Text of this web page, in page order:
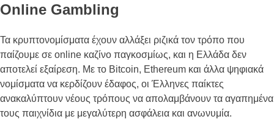
Online Gambling
Τα κρυπτονομίσματα έχουν αλλάξει ριζικά τον τρόπο που
παίζουμε σε online καζίνο παγκοσμίως, και η Ελλάδα δεν
αποτελεί εξαίρεση. Με το Bitcoin, Ethereum και άλλα ψηφιακά
νομίσματα να κερδίζουν έδαφος, οι Έλληνες παίκτες
ανακαλύπτουν νέους τρόπους να απολαμβάνουν τα αγαπημένα
τους παιχνίδια με μεγαλύτερη ασφάλεια και ανωνυμία.